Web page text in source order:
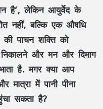
है’, लेकिन आयुर्वेद के
नहीं, बल्कि एक औषधि
पाचन शक्ति को
और मन और दिमाग
है. मगर क्या आप
में पानी पीना
सकता है?